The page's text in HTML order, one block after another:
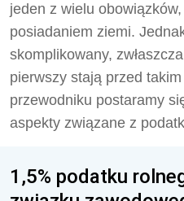
jeden z wielu
posiadaniem ziemi.
skomplikowany,
pierwszy stają przed
przewodniku postaramy
aspekty związane z
1,5% podatku